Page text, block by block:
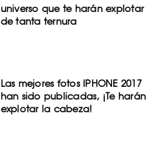
universo que te harán explotar
de tanta ternura
Las mejores fotos IPHONE 2017
han sido publicadas, ¡Te harán
explotar la cabeza!